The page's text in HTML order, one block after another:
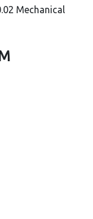
Mechanical